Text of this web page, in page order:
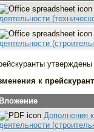
к
Вложение
Дополнения